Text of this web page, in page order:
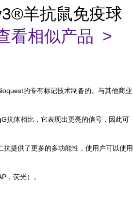
羊抗鼠免疫球
看相似产品 >
的专有标记技术制备的。与其他商业
抗体相比，它表现出更亮的信号，因此可
抗提供了更多的多功能性，使用户可以使用
，荧光）。